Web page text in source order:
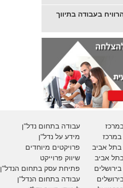
בעבודה בתיווך
בתל אביב
אביב
עבודה בתחום נדל"ן
מידע על נדל"ן
פרויקטים מיוחדים
שיווק פרוייקט
פתיחת עסק בתחום הנדל"ן
עבודה בתחום הנדל"ן